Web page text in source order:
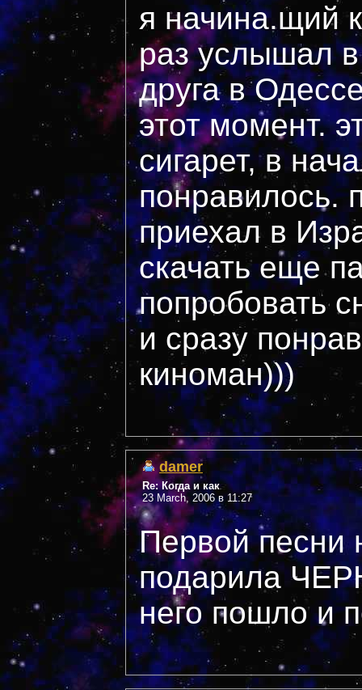
я начина.щий
раз услышал
друга в
этот момент.
сигарет, в
понравилось.
приехал в
скачать еще
попробовать
и сразу
киноман)))
damer
Re: Когда и как
23 March, 2006 в 11:27
Первой
подарила
него пошло и